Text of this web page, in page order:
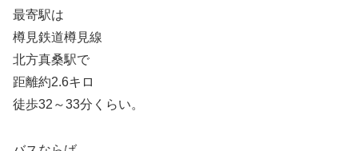
最寄駅は
樽見鉄道樽見線
北方真桑駅で
距離約2.6キロ
徒歩32～33分くらい。